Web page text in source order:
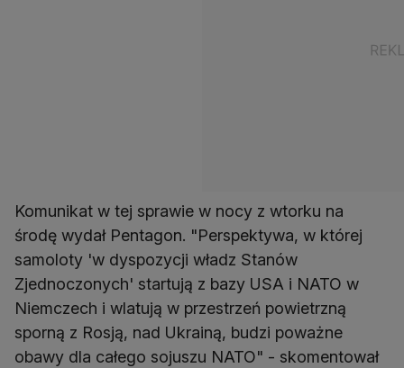
Komunikat w tej sprawie w nocy z wtorku na
środę wydał Pentagon. "Perspektywa, w której
samoloty 'w dyspozycji władz Stanów
Zjednoczonych' startują z bazy USA i NATO w
Niemczech i wlatują w przestrzeń powietrzną
sporną z Rosją, nad Ukrainą, budzi poważne
obawy dla całego sojuszu NATO" - skomentował